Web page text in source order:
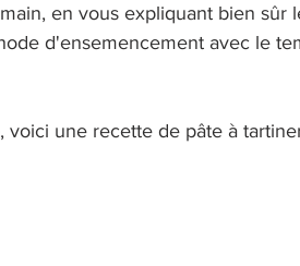
en vous expliquant bien sûr
d'ensemencement avec le
voici une recette de pâte à